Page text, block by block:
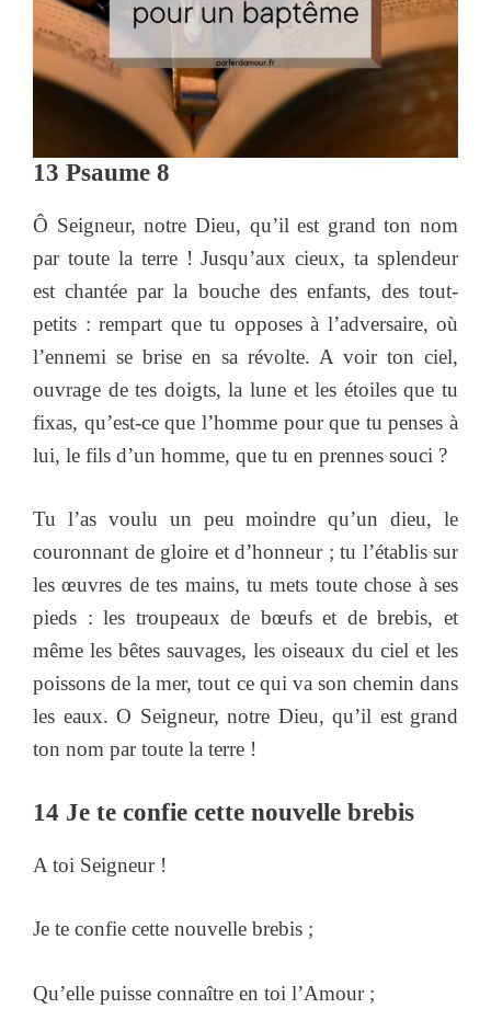
13 Psaume 8
Ô Seigneur, notre Dieu, qu’il est grand ton nom
par toute la terre ! Jusqu’aux cieux, ta splendeur
est chantée par la bouche des enfants, des tout-
petits : rempart que tu opposes à l’adversaire, où
l’ennemi se brise en sa révolte. A voir ton ciel,
ouvrage de tes doigts, la lune et les étoiles que tu
fixas, qu’est-ce que l’homme pour que tu penses à
lui, le fils d’un homme, que tu en prennes souci ?
Tu l’as voulu un peu moindre qu’un dieu, le
couronnant de gloire et d’honneur ; tu l’établis sur
les œuvres de tes mains, tu mets toute chose à ses
pieds : les troupeaux de bœufs et de brebis, et
même les bêtes sauvages, les oiseaux du ciel et les
poissons de la mer, tout ce qui va son chemin dans
les eaux. O Seigneur, notre Dieu, qu’il est grand
ton nom par toute la terre !
14 Je te confie cette nouvelle brebis
A toi Seigneur !
Je te confie cette nouvelle brebis ;
Qu’elle puisse connaître en toi l’Amour ;